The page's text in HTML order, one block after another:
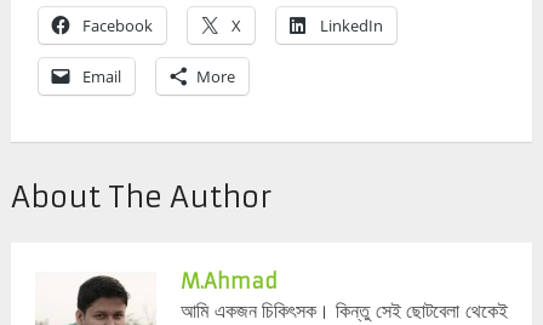
Facebook X LinkedIn
Email More
About The Author
M.ahmad
আমি একজন চিকিৎসক। কিন্তু সেই ছোটবেলা থেকেই